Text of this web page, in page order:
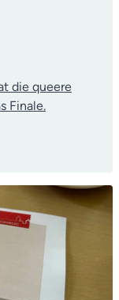
die queere
Finale.